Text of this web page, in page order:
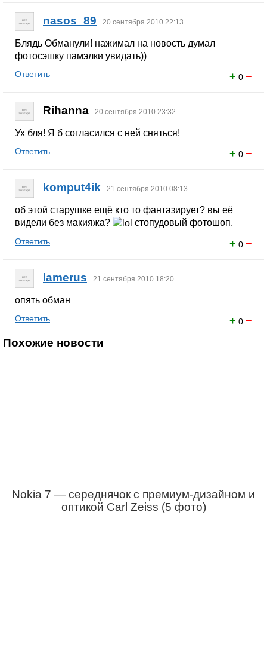
nasos_89 20 сентября 2010 22:13
Блядь Обманули! нажимал на новость думал
фотосэшку памэлки увидать))
+ 0 −
Ответить
Rihanna 20 сентября 2010 23:32
Ух бля! Я б согласился с ней сняться!
+ 0 −
Ответить
komput4ik 21 сентября 2010 08:13
об этой старушке ещё кто то фантазирует? вы её
видели без макияжа?
стопудовый фотошоп.
+ 0 −
Ответить
lamerus 21 сентября 2010 18:20
опять обман
+ 0 −
Ответить
Похожие новости
Nokia 7 — середнячок с премиум-дизайном и
оптикой Carl Zeiss (5 фото)